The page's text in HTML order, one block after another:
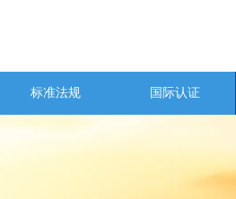
标准法规 国际认证